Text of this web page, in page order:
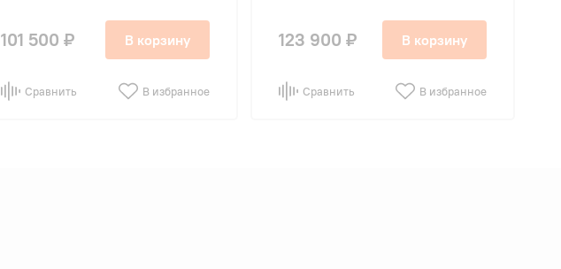
101 500 ₽ В корзину
Сравнить В избранное
123 900 ₽ В корзину
Сравнить В избранное